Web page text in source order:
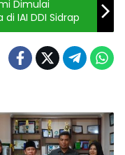
Dimulai
IAI DDI Sidrap